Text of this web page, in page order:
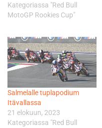
Kategoriassa "Red Bull
MotoGP Rookies Cup"
Salmelalle tuplapodium
Itävallassa
21 elokuun, 2023
Kategoriassa "Red Bull